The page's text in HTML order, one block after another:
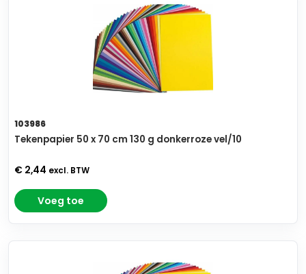
103986
Tekenpapier 50 x 70 cm 130 g donkerroze vel/10
€ 2,44 excl. BTW
Voeg toe